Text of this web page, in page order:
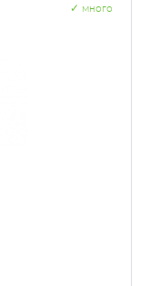
много